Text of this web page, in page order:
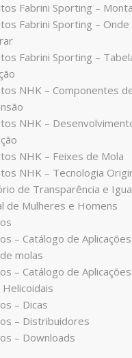
Fabrini Sporting –
Fabrini Sporting – Onde
Fabrini Sporting –
NHK – Componentes
NHK –
NHK – Feixes de Mola
NHK – Tecnologia
de Transparência e
de Mulheres e Homens
– Catálogo de
molas
– Catálogo de
Helicoidais
– Dicas
– Distribuidores
– Downloads